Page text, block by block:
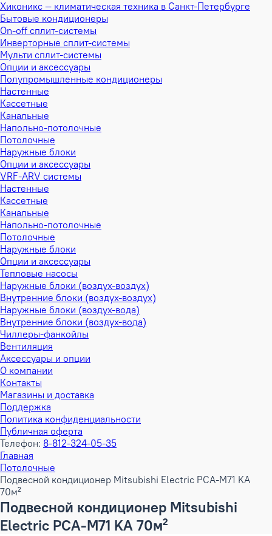
Хиконикс — климатическая техника в Санкт-Петербурге
Бытовые кондиционеры
On-off сплит-системы
Инверторные сплит-системы
Мульти сплит-системы
Опции и аксессуары
Полупромышленные кондиционеры
Настенные
Кассетные
Канальные
Напольно-потолочные
Потолочные
Наружные блоки
Опции и аксессуары
VRF-ARV системы
Настенные
Кассетные
Канальные
Напольно-потолочные
Потолочные
Наружные блоки
Опции и аксессуары
Тепловые насосы
Наружные блоки (воздух-воздух)
Внутренние блоки (воздух-воздух)
Наружные блоки (воздух-вода)
Внутренние блоки (воздух-вода)
Чиллеры-фанкойлы
Вентиляция
Аксессуары и опции
О компании
Контакты
Магазины и доставка
Поддержка
Политика конфиденциальности
Публичная оферта
Телефон: 8-812-324-05-35
Главная
Потолочные
Подвесной кондиционер Mitsubishi Electric PCA-M71 KA
70м²
Подвесной кондиционер Mitsubishi
Electric PCA-M71 KA 70м²